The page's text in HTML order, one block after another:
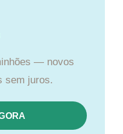
— novos
sem juros.